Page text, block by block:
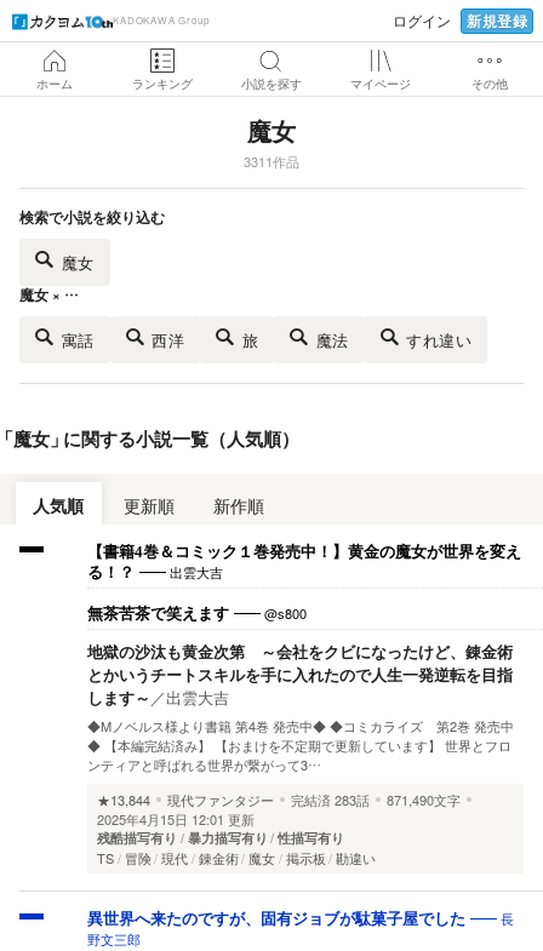
KADOKAWA Group ログイン 新規登録
ホーム ランキング 小説を探す マイページ その他
魔女
3311作品
検索で小説を絞り込む
魔女
魔女 × …
寓話 西洋 旅 魔法 すれ違い
魔女 」に関する小説一覧（人気順）
人気順 更新順 新作順
【書籍4巻＆コミック１巻発売中！】黄金の魔女が世界を変え
る！？
出雲大吉
無茶苦茶で笑えます @s800
地獄の沙汰も黄金次第 ～会社をクビになったけど、錬金術
とかいうチートスキルを手に入れたので人生一発逆転を目指
します～ ／出雲大吉
◆Mノベルス様より書籍 第4巻 発売中◆ ◆コミカライズ 第2巻 発売中
◆ 【本編完結済み】 【おまけを不定期で更新しています】 世界とフロ
ンティアと呼ばれる世界が繋がって3…
★13,844
現代ファンタジー 完結済283話
871,490文字
2025年4月15日 12:01 更新
残酷描写有り 暴力描写有り 性描写有り
TS 冒険 現代 錬金術 魔女 掲示板 勘違い
異世界へ来たのですが、固有ジョブが駄菓子屋でした
長
野文三郎